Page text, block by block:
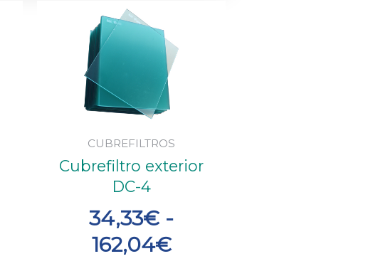
CUBREFILTROS
Cubrefiltro exterior
DC-4
34,33€ -
162,04€
de
precios:
hasta
162,04€